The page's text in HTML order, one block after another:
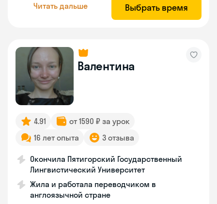
Читать дальше Выбрать время
Валентина
4.91
от 1590 ₽ за урок
16 лет опыта
3 отзыва
Окончила Пятигорский Государственный
Лингвистический Университет
Жила и работала переводчиком в
англоязычной стране